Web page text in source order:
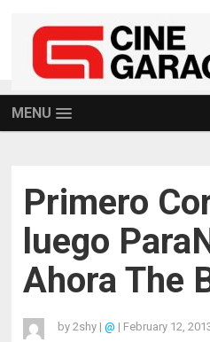
MENU
Primero
luego
Ahora The
by2shy | @ | February 12,